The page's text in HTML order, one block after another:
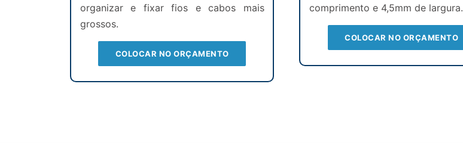
organizar e fixar fios e cabos mais
grossos.
COLOCAR NO ORÇAMENTO
comprimento e 4,5mm de largura.
COLOCAR NO ORÇAMENTO